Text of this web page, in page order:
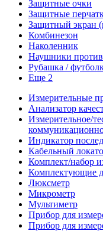
Защитные очки
Защитные
Защитный экран
Комбинезон
Наколенник
Наушники
Рубашка /
Еще 2
Измерительные
Анализатор
Измерительное/
Индикатор
Кабельный
Комплект/набор
Комплектующие
Люксметр
Микрометр
Мультиметр
Прибор для
Прибор для